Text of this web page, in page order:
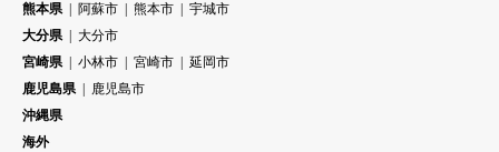
熊本県
阿蘇市 熊本市
宇城市
大分県
大分市
宮崎県
小林市 宮崎市
延岡市
鹿児島県
鹿児島市
沖縄県
海外